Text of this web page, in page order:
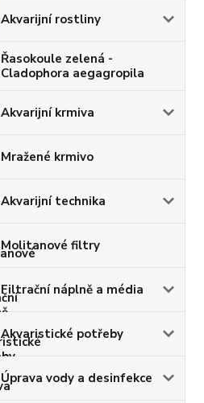
Akvarijní rostliny
Řasokoule zelená -
Cladophora aegagropila
Akvarijní krmiva
Mražené krmivo
Akvarijní technika
Molitanové filtry
Filtrační náplně a média
Akvaristické potřeby
Úprava vody a desinfekce